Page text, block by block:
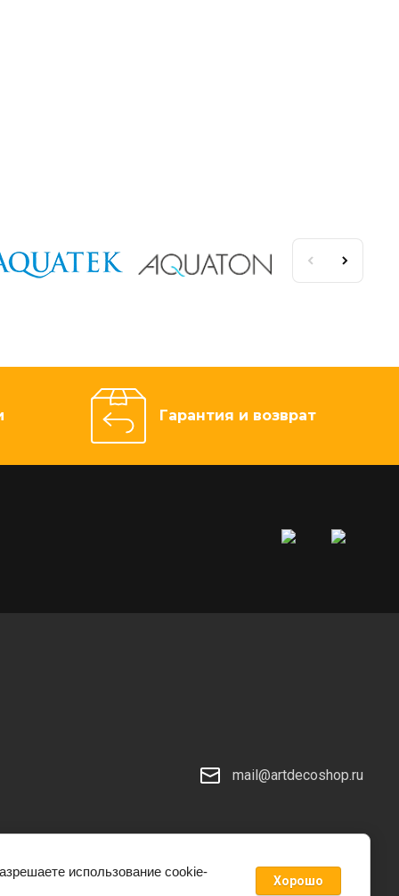
Гарантия и возврат
mail@artdecoshop.ru
использование cookie-
Хорошо